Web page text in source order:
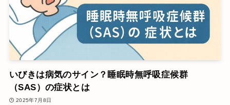
いびきは病気のサイン？睡眠時無呼吸症候群
（SAS）の症状とは
2025年7月8日